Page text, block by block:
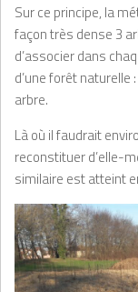
Sur ce principe, la
façon très dense 3
d’associer dans
d’une forêt naturelle
arbre.
Là où il faudrait
reconstituer d’elle-
similaire est atteint